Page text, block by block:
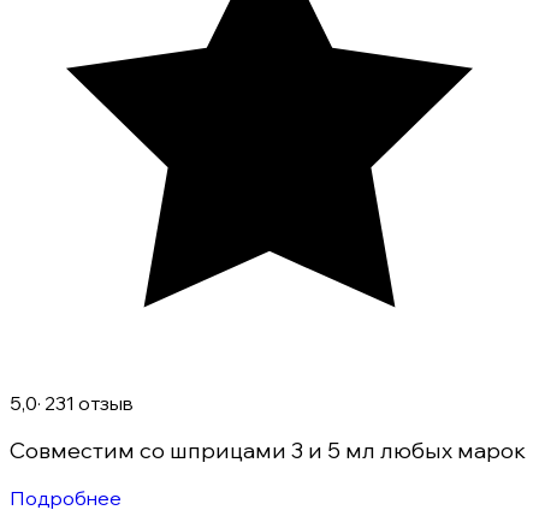
5,0· 231 отзыв
Совместим со шприцами 3 и 5 мл любых марок
Подробнее